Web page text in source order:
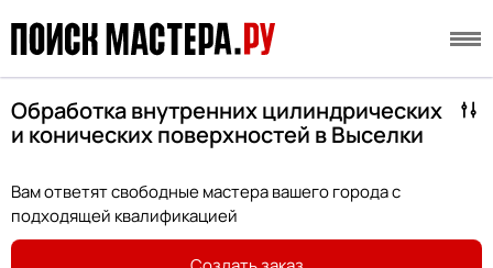
Обработка внутренних цилиндрических
и конических поверхностей в Выселки
Вам ответят свободные мастера вашего города с
подходящей квалификацией